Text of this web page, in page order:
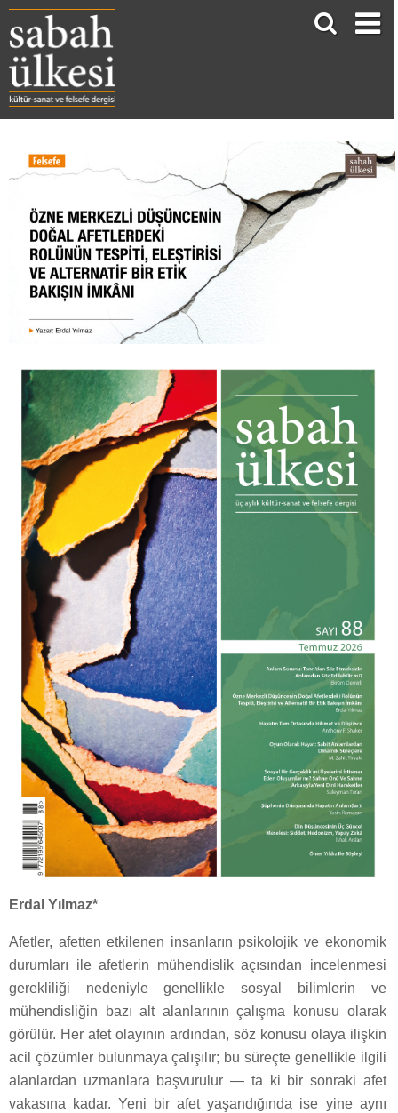
Erdal Yılmaz*
Afetler, afetten etkilenen insanların psikolojik ve ekonomik
durumları ile afetlerin mühendislik açısından incelenmesi
gerekliliği nedeniyle genellikle sosyal bilimlerin ve
mühendisliğin bazı alt alanlarının çalışma konusu olarak
görülür. Her afet olayının ardından, söz konusu olaya ilişkin
acil çözümler bulunmaya çalışılır; bu süreçte genellikle ilgili
alanlardan uzmanlara başvurulur — ta ki bir sonraki afet
vakasına kadar. Yeni bir afet yaşandığında ise yine aynı